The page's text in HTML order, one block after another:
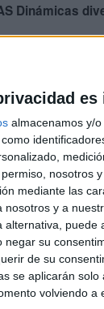
almacenamos y/
nosotros
mediante las
y a
alternativa,
su
de su
se aplicarán
volviendo
Dinámicas
2024
para enfrentarnos
y
que tengáis
colección
2023
el
interculturalidad en
didáctico
La interculturalidad